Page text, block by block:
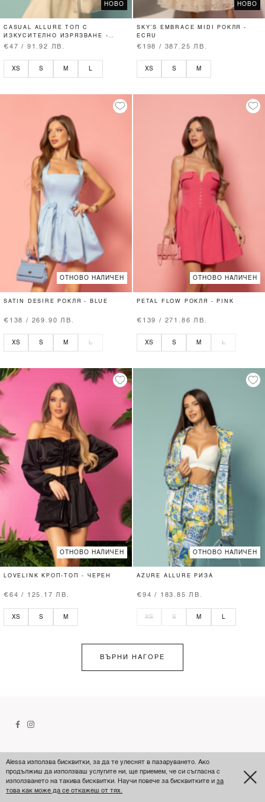
НОВО
CASUAL ALLURE ТОП С
ИЗКУСИТЕЛНО ИЗРЯЗВАНЕ -
SOFT BEIGE
€47 / 91.92 ЛВ.
XS S M
НОВО
SKY’S EMBRACE MIDI РОКЛЯ -
ECRU
€198 / 387.25 ЛВ.
XS S M
ОТНОВО НАЛИЧЕН
SATIN DESIRE РОКЛЯ - BLUE
€138 / 269.90 ЛВ.
XS S M L
ОТНОВО НАЛИЧЕН
PETAL FLOW РОКЛЯ - PINK
€139 / 271.86 ЛВ.
XS S M L
ОТНОВО НАЛИЧЕН
LOVELINK КРОП-ТОП - ЧЕРЕН
€64 / 125.17 ЛВ.
XS S M
ОТНОВО НАЛИЧЕН
AZURE ALLURE РИЗА
€94 / 183.85 ЛВ.
XS S M
ВЪРНИ НАГОРЕ
Alessa използва бисквитки, за да те улеснят в пазаруването. Ако
продължиш да използваш услугите ни, ще приемем, че си съгласна с
използването на такива бисквитки. Научи повече за бисквитките и за
това как може да се откажеш от тях.